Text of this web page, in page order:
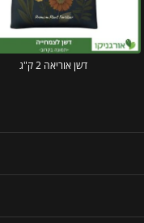
דשן אוריאה 2 ק"ג